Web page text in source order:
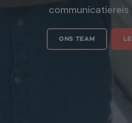
communicatiereis
ONS TEAM